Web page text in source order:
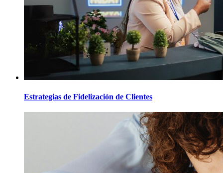
Estrategias de Fidelización de Clientes